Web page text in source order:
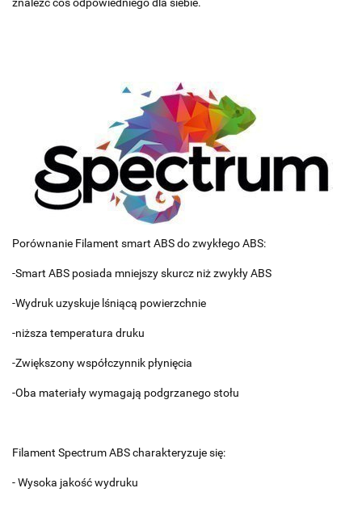
znaleźć coś odpowiedniego dla siebie.
Porównanie Filament smart ABS do zwykłego ABS:
-Smart ABS posiada mniejszy skurcz niż zwykły ABS
-Wydruk uzyskuje lśniącą powierzchnie
-niższa temperatura druku
-Zwiększony współczynnik płynięcia
-Oba materiały wymagają podgrzanego stołu
Filament Spectrum ABS charakteryzuje się:
- Wysoka jakość wydruku